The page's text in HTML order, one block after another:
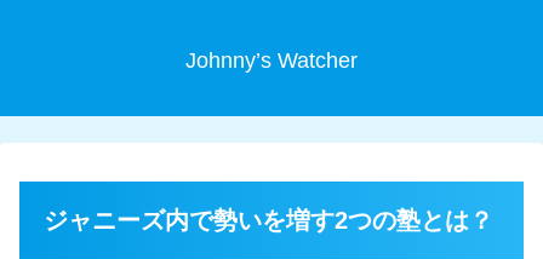
Johnny’s Watcher
ジャニーズ内で勢いを増す2つの塾とは？